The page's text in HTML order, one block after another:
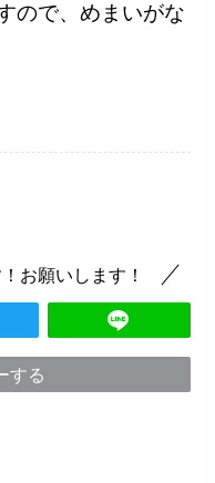
ので、めまいがな
お願いします！
する